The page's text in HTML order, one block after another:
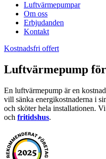
Luftvärmepumpar
Om oss
Erbjudanden
Kontakt
Kostnadsfri offert
Luftvärmepump
En luftvärmepump är en
vill sänka energikostnaderna i
och sköter hela installationen.
och fritidshus.